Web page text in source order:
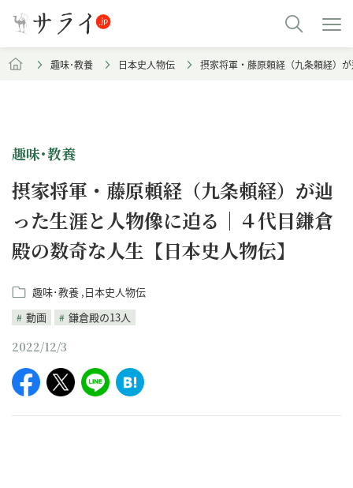
趣味･教養 日本史人物伝 摂家将軍・藤原頼経（九条頼経）
趣味･教養
摂家将軍・藤原頼経（九条頼経）が辿
った生涯と人物像に迫る｜４代目鎌倉
殿の数奇な人生【日本史人物伝】
趣味･教養 日本史人物伝
動画
鎌倉殿の13人
2022/12/3